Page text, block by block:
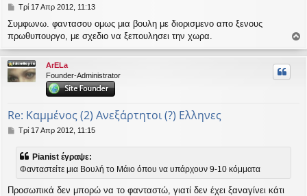
Δ
μ
ο
ί
ε
υ
Τρί 17 Απρ 2012, 11:13
Συμφωνω. φαντασου ομως μια βουλη με διορισμενο απο ξενους
πρωθυπουργο, με σχεδιο να ξεπουλησει την χωρα.
ο
ρ
ArELa
Founder-Administrator
Re: Καμμένος (2) Ανεξάρτητοι (?) Ελληνες
Δ
σ
ε
Τρί 17 Απρ 2012, 11:15
Pianist έγραψε:
Φανταστείτε μια Βουλή το Μάιο όπου να υπάρχουν 9-10 κόμματα
Προσωπικά δεν μπορώ να το φανταστώ, γιατί δεν έχει ξαναγίνει κάτι